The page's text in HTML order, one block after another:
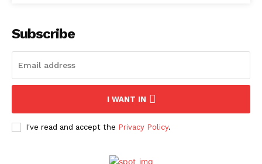
Subscribe
I WANT IN
I've read and accept the Privacy Policy.